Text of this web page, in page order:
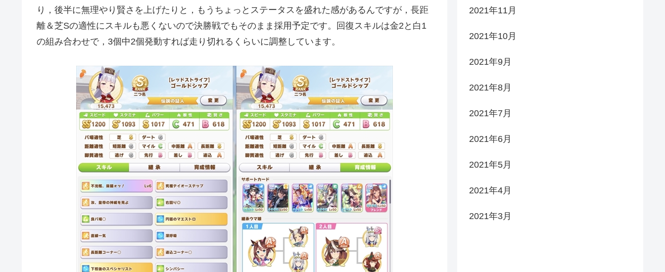
り，後半に無理やり賢さを上げたりと，もうちょっとステータスを盛れた感があるんですが，長距
離＆芝Sの適性にスキルも悪くないので決勝戦でもそのまま採用予定です。回復スキルは金2と白1
の組み合わせで，3個中2個発動すれば走り切れるくらいに調整しています。
2021年11月
2021年10月
2021年9月
2021年8月
2021年7月
2021年6月
2021年5月
2021年4月
2021年3月